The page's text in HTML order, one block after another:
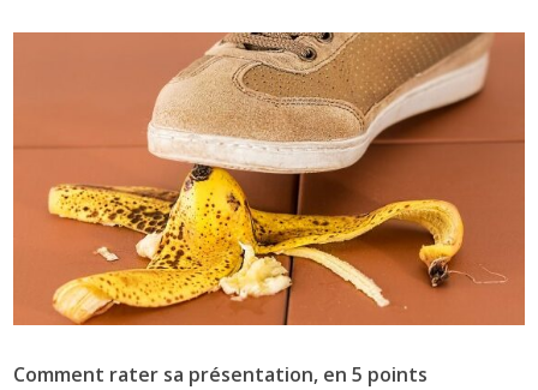
Comment rater sa présentation, en 5 points